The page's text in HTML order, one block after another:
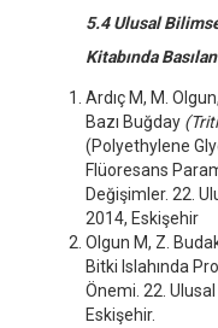
5.4 Ulusal
Kitabında
Ardıç M, M.
Bazı Buğday
(Polyethylene
Flüoresans
Değişimler. 22.
2014, Eskişehir
Olgun M, Z.
Bitki Islahında
Önemi. 22.
Eskişehir.